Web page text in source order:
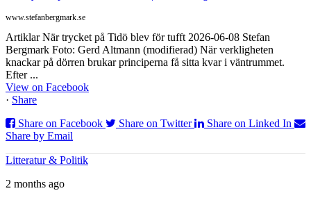
www.stefanbergmark.se
Artiklar När trycket på Tidö blev för tufft 2026-06-08 Stefan
Bergmark Foto: Gerd Altmann (modifierad) När verkligheten
knackar på dörren brukar principerna få sitta kvar i väntrummet.
Efter ...
View on Facebook
· Share
Share on Facebook
Share on Twitter
Share on Linked In
Share by Email
Litteratur & Politik
2 months ago